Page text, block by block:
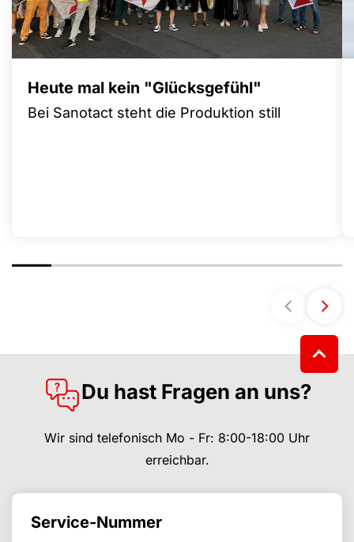
Heute mal kein "Glücksgefühl"
Bei Sanotact steht die Produktion still
Du hast Fragen an uns?
Wir sind telefonisch Mo - Fr: 8:00-18:00 Uhr
erreichbar.
Service-Nummer